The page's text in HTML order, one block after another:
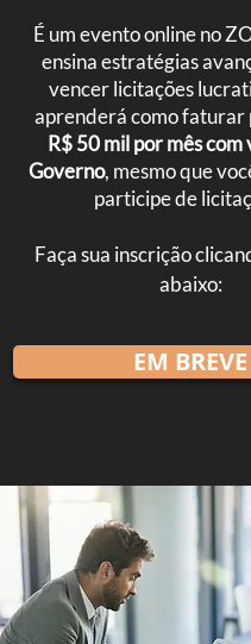
É um evento online no
ensina estratégias
vencer licitações
aprenderá como faturar
R$ 50 mil por mês com
Governo, mesmo que
participe de
Faça sua inscrição
abaixo:
EM BREVE